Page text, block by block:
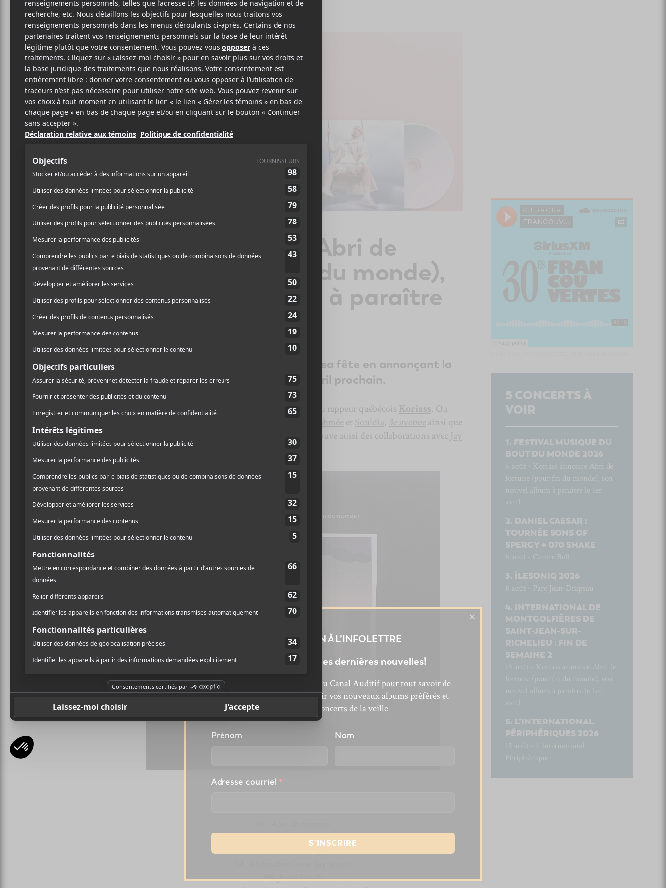
12 MARS 2022
PARLOUIS-PHILIPPE
LABRÈCHE
/ FRANCOPHONE
/ HIP HOP / RAP
PARTAGER
F
A
C
E
O
K
T
W
I
T
R
P
R
T
R
Koriass annonce Abri de
fortune (pour fin du monde),
son nouvel album à paraître
le 1er avril
Koriass a saisi l’occasion de célébrer sa fête en annonçant la
sortie de son sixième album le 1er avril prochain.
C’est donc le 1er avril prochain que sortira l’album du rappeur québécois Koriass. On
Sarahmée et Souldia, 3e avenueainsi que
paru dans les derniers mois. On y retrouve aussi des collaborations avec Jay
Scøtt,ImpossetMike Clay
Astonef
03.Corde à linge
05.Juste fais-le
5 CONCERTS À
VOIR
FESTIVAL MUSIQUE DU
BOUT DU MONDE 2026
6 août - Koriass annonce Abri de
fortune (pour fin du monde), son
nouvel album à paraître le 1er
avril
DANIEL CAESAR :
TOURNÉE SONS OF
SPERGY + 070 SHAKE
6 août - Centre Bell
ÎLESONIQ 2026
8 août - Parc Jean-Drapeau
INTERNATIONAL DE
MONTGOLFIÈRES DE
SAINT-JEAN-SUR-
RICHELIEU : FIN DE
SEMAINE 2
13 août - Koriass annonce Abri de
fortune (pour fin du monde), son
nouvel album à paraître le 1er
avril
L’INTERNATIONAL
PÉRIPHÉRIQUES 2026
13 août - L’International
Périphérique
INSCRIPTION À L’INFOLETTRE
Ne manquez pas les dernières nouvelles!
Abonnez-vous à l’infolettre du Canal Auditif pour tout savoir de
l’actualité musicale, découvrir vos nouveaux albums préférés et
revivre les concerts de la veille.
Prénom Nom
Adresse courriel *
×